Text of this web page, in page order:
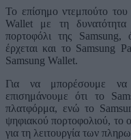
Το επίσημο ντεμπούτο
Wallet με τη δυνατότητα
πορτοφόλι της
έρχεται και το Samsung
Samsung Wallet.
Για να μπορέσουμε
επισημάνουμε ότι το
πλατφόρμα, ενώ το
ψηφιακού πορτοφολιού, το
για τη λειτουργία των